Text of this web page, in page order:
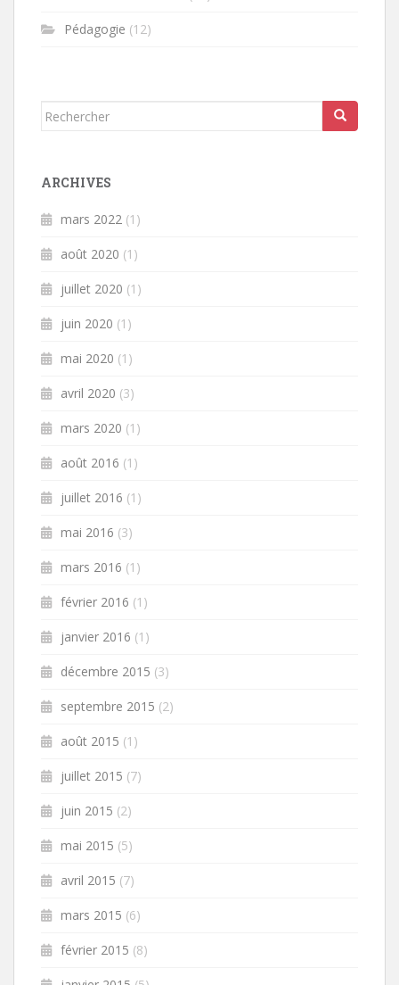
Pédagogie (12)
Rechercher...
ARCHIVES
mars 2022 (1)
août 2020 (1)
juillet 2020 (1)
juin 2020 (1)
mai 2020 (1)
avril 2020 (3)
mars 2020 (1)
août 2016 (1)
juillet 2016 (1)
mai 2016 (3)
mars 2016 (1)
février 2016 (1)
janvier 2016 (1)
décembre 2015 (3)
septembre 2015 (2)
août 2015 (1)
juillet 2015 (7)
juin 2015 (2)
mai 2015 (5)
avril 2015 (7)
mars 2015 (6)
février 2015 (8)